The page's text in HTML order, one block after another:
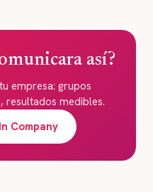
así?
empresa: grupos
resultados medibles.
Company